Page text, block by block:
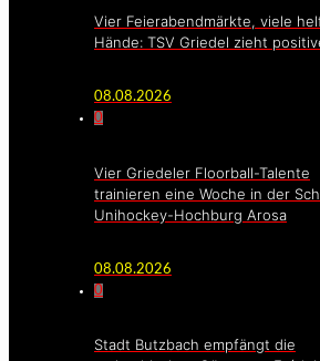
Vier Feierabendmärkte, viele
Hände: TSV Griedel zieht
08.08.2026
0
Vier Griedeler Floorball-Talente
trainieren eine Woche in der
Unihockey-Hochburg Arosa
08.08.2026
0
Stadt Butzbach empfängt die